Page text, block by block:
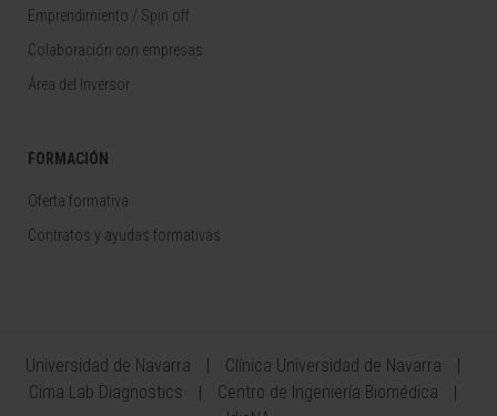
Emprendimiento / Spin off
Colaboración con empresas
Área del Inversor
FORMACIÓN
Oferta formativa
Contratos y ayudas formativas
Universidad de Navarra
Clínica Universidad de Navarra
Cima Lab Diagnostics
Centro de Ingeniería Biomédica